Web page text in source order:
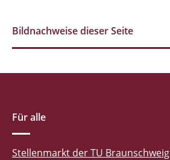
Bildnachweise dieser Seite
Für alle
Stellenmarkt der TU Braunschweig